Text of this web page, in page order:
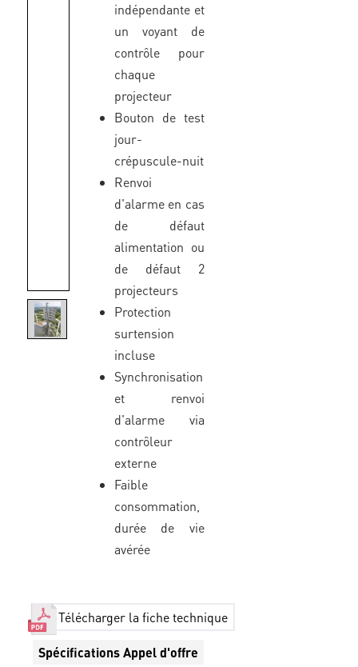
indépendante et
un voyant de
contrôle pour
chaque
projecteur
Bouton de test
jour-
crépuscule-nuit
Renvoi
d'alarme en cas
de défaut
alimentation ou
de défaut 2
projecteurs
Protection
surtension
incluse
Synchronisation
et renvoi
d'alarme via
contrôleur
externe
Faible
consommation,
durée de vie
avérée
Télécharger la fiche technique
Spécifications Appel d'offre